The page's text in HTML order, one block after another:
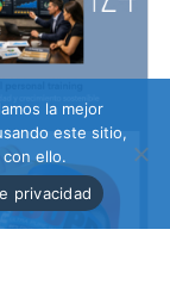
la mejor
este sitio,
ello.
privacidad